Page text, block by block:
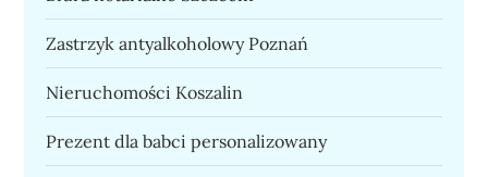
Zastrzyk antyalkoholowy Poznań
Nieruchomości Koszalin
Prezent dla babci personalizowany